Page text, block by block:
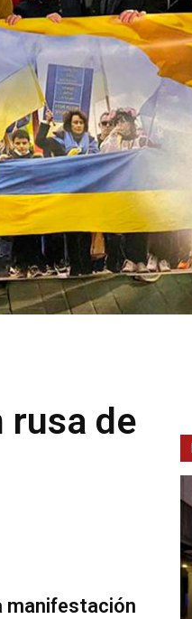
rusa de
manifestación